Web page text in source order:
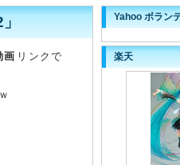
画 リンクで
Yahoo ボラン
楽天